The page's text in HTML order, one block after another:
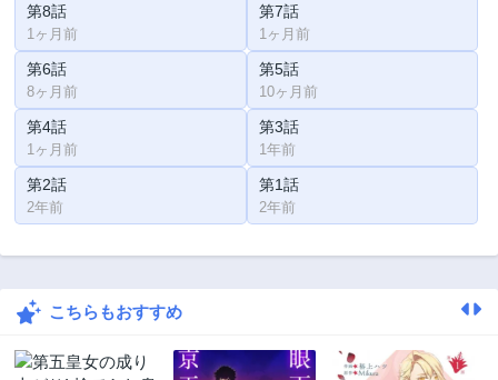
第8話
1ヶ月前
第7話
1ヶ月前
第6話
8ヶ月前
第5話
10ヶ月前
第4話
1ヶ月前
第3話
1年前
第2話
2年前
第1話
2年前
こちらもおすすめ